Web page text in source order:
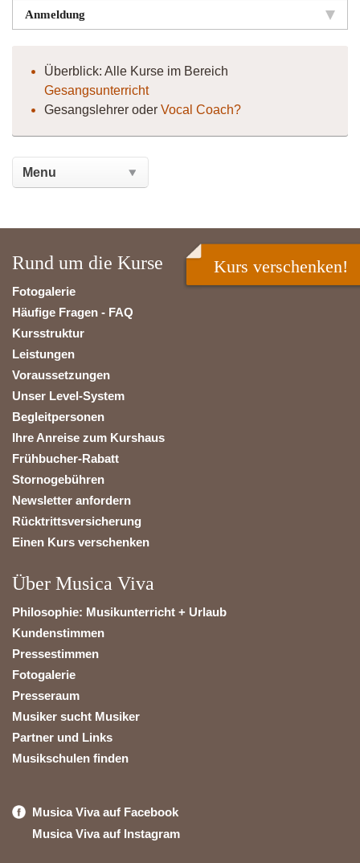
Anmeldung
Überblick: Alle Kurse im Bereich
Gesangsunterricht
Gesangslehrer oder Vocal Coach?
Rund um die Kurse
Fotogalerie
Häufige Fragen - FAQ
Kursstruktur
Leistungen
Voraussetzungen
Unser Level-System
Begleitpersonen
Ihre Anreise zum Kurshaus
Frühbucher-Rabatt
Stornogebühren
Newsletter anfordern
Rücktrittsversicherung
Einen Kurs verschenken
Über Musica Viva
Philosophie: Musikunterricht + Urlaub
Kundenstimmen
Pressestimmen
Fotogalerie
Presseraum
Musiker sucht Musiker
Partner und Links
Musikschulen finden
Musica Viva auf Facebook
Musica Viva auf Instagram
Kurs verschenken!